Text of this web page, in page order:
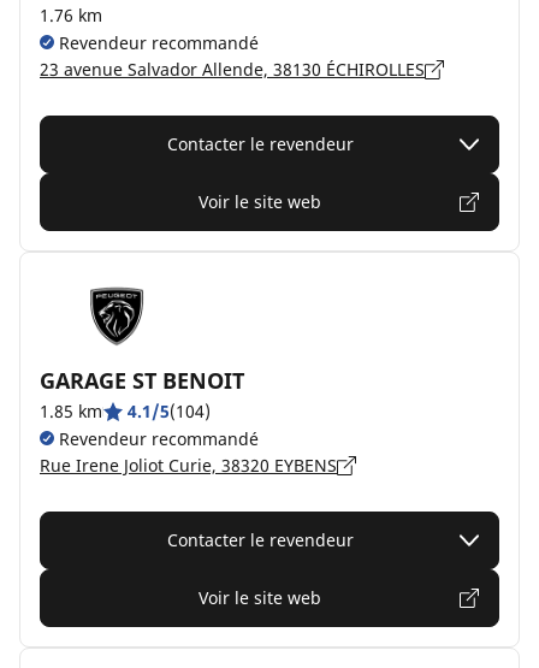
1.76 km
Revendeur recommandé
23 avenue Salvador Allende, 38130 ÉCHIROLLES
Contacter le revendeur
Voir le site web
GARAGE ST BENOIT
1.85 km 4.1/5(104)
Revendeur recommandé
Rue Irene Joliot Curie, 38320 EYBENS
Contacter le revendeur
Voir le site web